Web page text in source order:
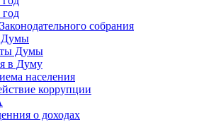
год
собрания
Думы
Думы
в Думу
населения
коррупции
о доходах